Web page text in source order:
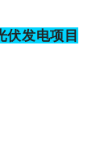
伏发电项目